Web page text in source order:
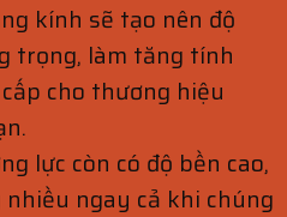
kính sẽ tạo nên độ
trọng, làm tăng tính
cho thương hiệu
lực còn có độ bền cao,
ngay cả khi chúng